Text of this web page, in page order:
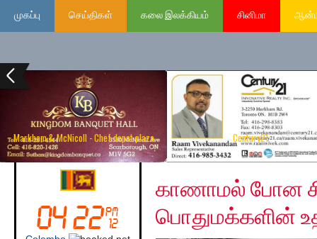
முகப்பு செய்திகள் கலை இலக்கியம் சினிமா
Markham & McNicoll - Chef depot plaza Century21
Sri Lanka Friday, January 3,
காணாமல் போன
பொதுமக்களின்